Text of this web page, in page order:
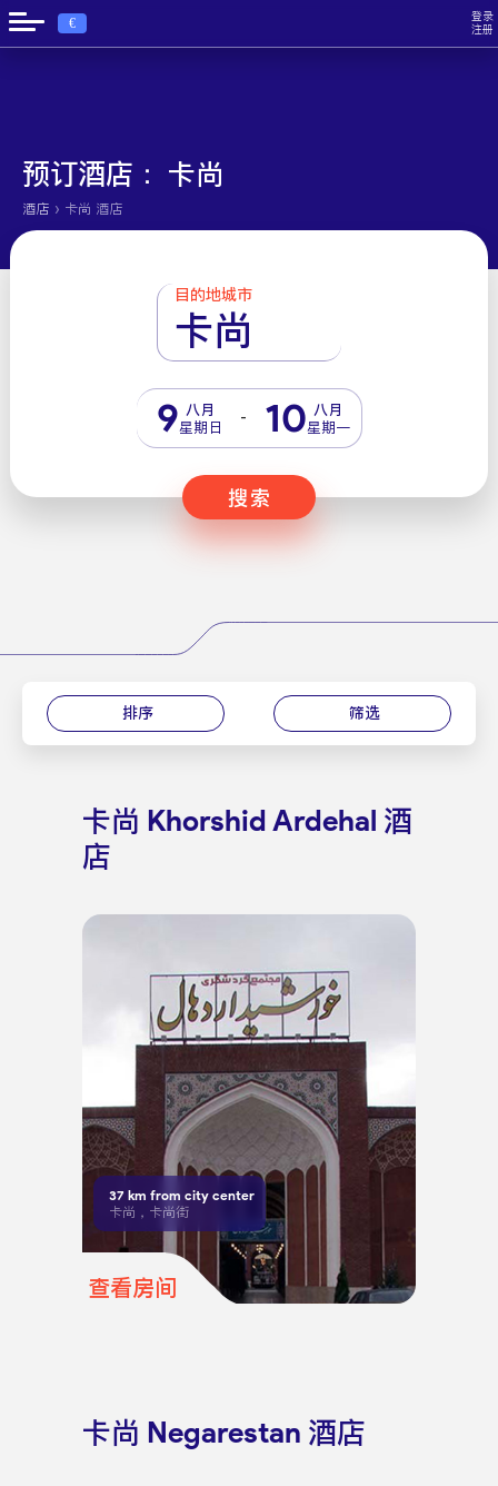
€
登录
注册
预订酒店： 卡尚
酒店 › 卡尚 酒店
目的地城市
卡尚
9 八月
星期日
- 10 八月
星期一
搜索
排序 筛选
卡尚 Khorshid Ardehal 酒
店
37 km from city center
卡尚，卡尚街
查看房间
卡尚 Negarestan 酒店